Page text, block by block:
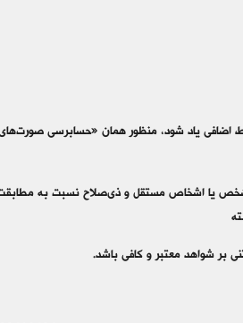
اضافی یاد شود، منظور همان «حسابرسی
شخص یا اشخاص مستقل و ذی‌صلاح نسبت به
بر شواهد معتبر و کافی باشد.